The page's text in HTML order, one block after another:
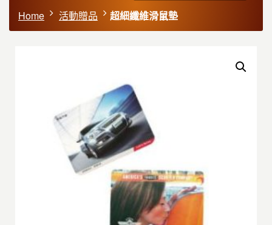
Home
活動贈品 超細纖維滑鼠墊